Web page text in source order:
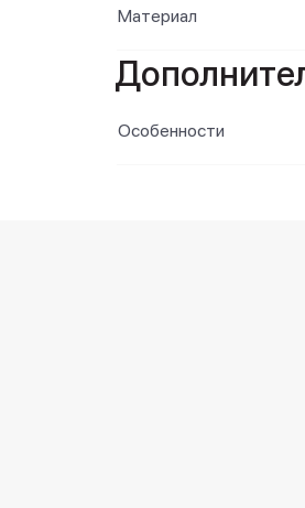
Материал
Особенности